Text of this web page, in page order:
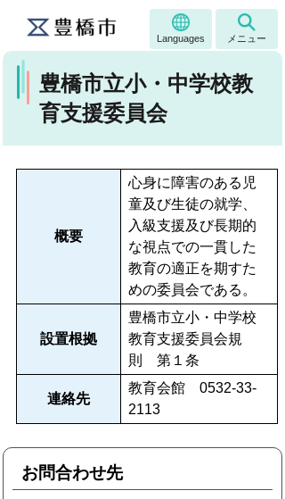
Languages メニュー
豊橋市立小・中学校教
育支援委員会
概要
心身に障害のある児
童及び生徒の就学、
入級支援及び長期的
な視点での一貫した
教育の適正を期すた
めの委員会である。
設置根拠
豊橋市立小・中学校
教育支援委員会規
則 第１条
連絡先
教育会館 0532-33-
2113
お問合わせ先